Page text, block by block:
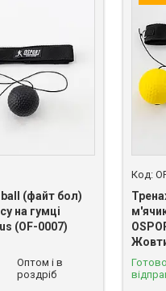
(файт бол)
на гумці
(OF-0007)
Оптом і в
роздріб